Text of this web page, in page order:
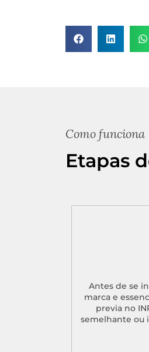
Como funciona
Etapas
Antes de se
marca e
previa no
semelhante ou